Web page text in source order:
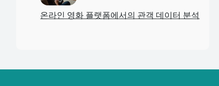
온라인 영화 플랫폼에서의 관객 데이터 분석